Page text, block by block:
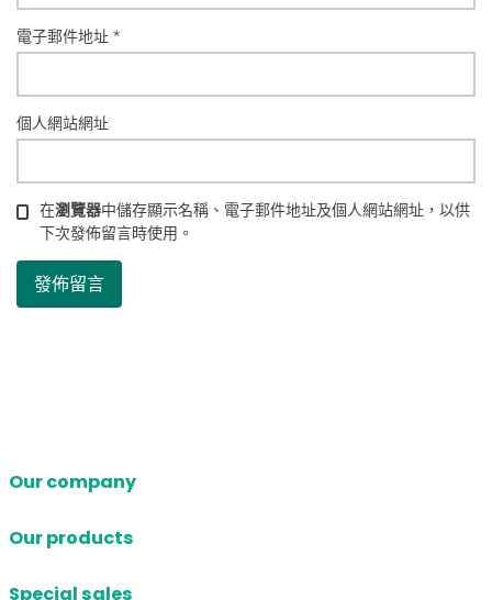
電子郵件地址*
個人網站網址
在瀏覽器中儲存顯示名稱、電子郵件地址及個人網站網址，以供
下次發佈留言時使用。
Our company
Our products
Special sales